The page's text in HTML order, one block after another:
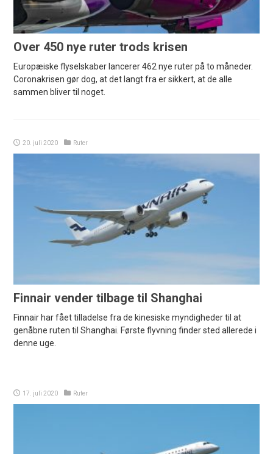
Over 450 nye ruter trods krisen
Europæiske flyselskaber lancerer 462 nye ruter på to måneder.
Coronakrisen gør dog, at det langt fra er sikkert, at de alle
sammen bliver til noget.
20. juli 2020 Ruter
Finnair vender tilbage til Shanghai
Finnair har fået tilladelse fra de kinesiske myndigheder til at
genåbne ruten til Shanghai. Første flyvning finder sted allerede i
denne uge.
17. juli 2020 Ruter